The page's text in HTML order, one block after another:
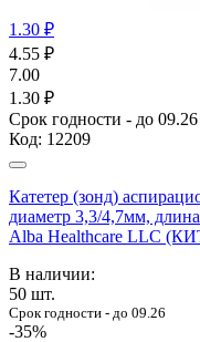
1.30 ₽
4.55 ₽
7.00
1.30 ₽
Срок годности - до 09.26
Код: 12209
Катетер (зонд)
диаметр 3,3/4,7мм,
Alba Healthcare LLC
В наличии:
50 шт.
Срок годности - до 09.26
-35%